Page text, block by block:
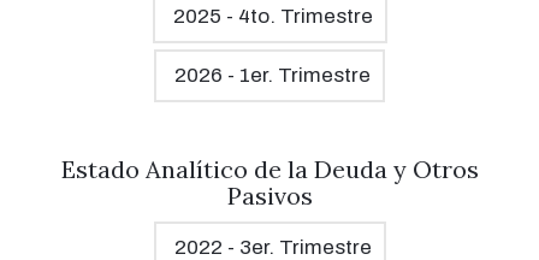
2025 - 4to. Trimestre
2026 - 1er. Trimestre
Estado Analítico de la Deuda y Otros
Pasivos
2022 - 3er. Trimestre